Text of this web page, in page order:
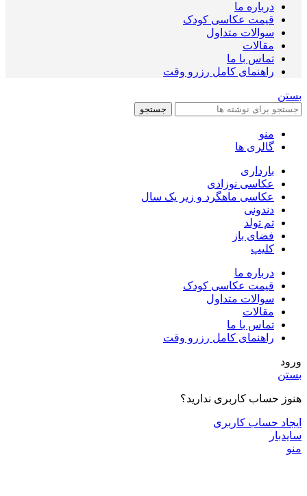
درباره ما
قیمت عکاسی کودک
سوالات متداول
مقالات
تماس با ما
راهنمای کامل رزرو وقت
بستن
جستجو
منو
گالری ها
بارداری
عکاسی نوزادی
عکاسی ماهگرد و زیر یک سال
دندونی
تم تولد
فضای باز
کلیپ
درباره ما
قیمت عکاسی کودک
سوالات متداول
مقالات
تماس با ما
راهنمای کامل رزرو وقت
ورود
بستن
هنوز حساب کاربری ندارید؟
ایجاد حساب کاربری
سایدبار
منو